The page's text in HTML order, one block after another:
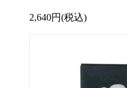
2,640円(税込)